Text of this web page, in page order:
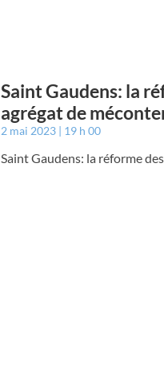
Saint Gaudens: la
agrégat de
2 mai 2023 19 h 00
Saint Gaudens: la réforme